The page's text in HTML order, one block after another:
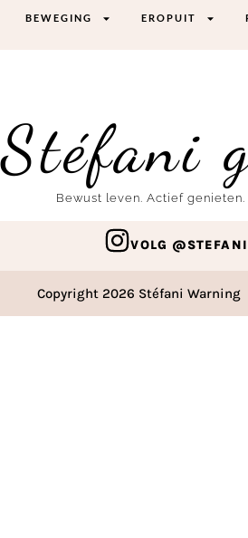
BEWEGING EROPUIT
Stéfani
Bewust leven. Actief genieten.
VOLG
Copyright 2026 Stéfani Warning